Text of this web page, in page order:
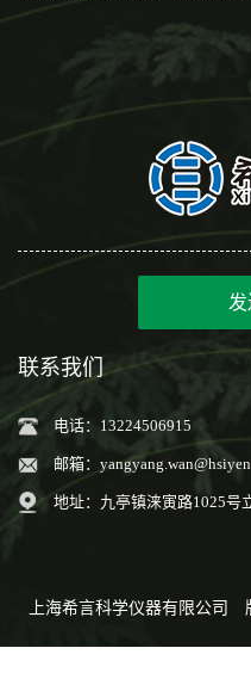
联系我们
电话：13224506915
邮箱：
地址：九亭镇涞寅路1025号
上海希言科学仪器有限公司